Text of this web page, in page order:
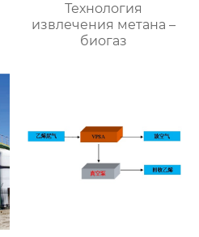
Технология
извлечения метана –
биогаз